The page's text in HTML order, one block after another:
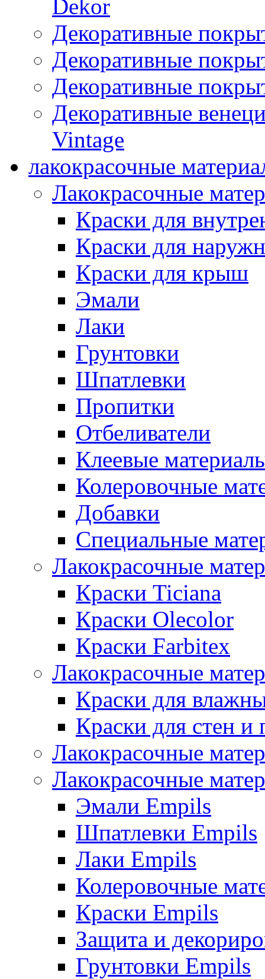
Dekor
Декоративные
Декоративные
Декоративные
Декоративные
Vintage
лакокрасочные
Лакокрасочные
Краски для
Краски для
Краски для крыш
Эмали
Лаки
Грунтовки
Шпатлевки
Пропитки
Отбеливатели
Клеевые
Колеровочные
Добавки
Специальные
Лакокрасочные
Краски Ticiana
Краски Olecolor
Краски Farbitex
Лакокрасочные
Краски для
Краски для стен и
Лакокрасочные
Лакокрасочные
Эмали Empils
Шпатлевки Empils
Лаки Empils
Колеровочные
Краски Empils
Защита и
Грунтовки Empils